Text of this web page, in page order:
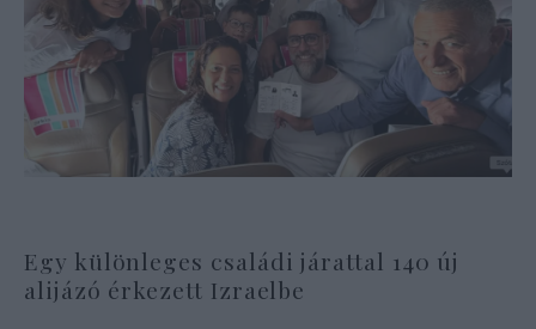
Egy különleges családi járattal 140 új
alijázó érkezett Izraelbe